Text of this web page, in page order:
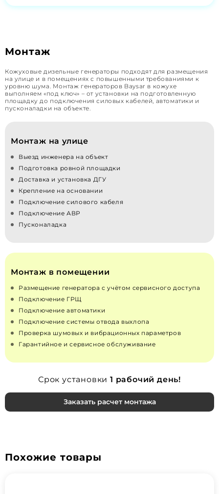
Монтаж
Кожуховые дизельные генераторы подходят для размещения
на улице и в помещениях с повышенными требованиями к
уровню шума. Монтаж генераторов Baysar в кожухе
выполняем «под ключ» – от установки на подготовленную
площадку до подключения силовых кабелей, автоматики и
пусконаладки на объекте.
Монтаж на улице
Выезд инженера на объект
Подготовка ровной площадки
Доставка и установка ДГУ
Крепление на основании
Подключение силового кабеля
Подключение АВР
Пусконаладка
Монтаж в помещении
Размещение генератора с учётом сервисного доступа
Подключение ГРЩ
Подключение автоматики
Подключение системы отвода выхлопа
Проверка шумовых и вибрационных параметров
Гарантийное и сервисное обслуживание
Срок установки 1 рабочий день!
Заказать расчет монтажа
Похожие товары